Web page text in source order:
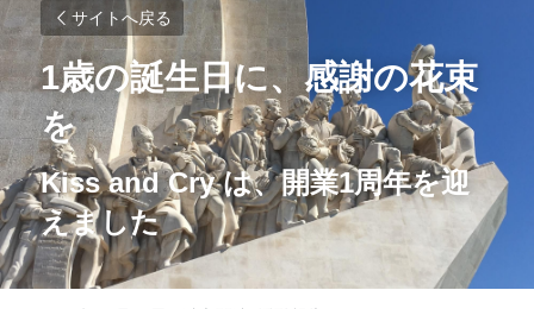
サイトへ戻る
1歳の誕生日に、感謝の花束
を
Kiss and Cry は、開業1周年を迎
えました